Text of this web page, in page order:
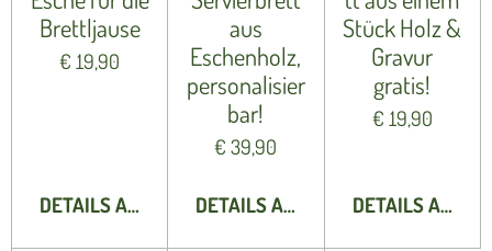
Brettljause
€ 19,90
DETAILS ANZEIGEN
aus
Eschenholz,
personalisier
bar!
€ 39,90
DETAILS ANZEIGEN
Stück Holz &
Gravur
gratis!
€ 19,90
DETAILS